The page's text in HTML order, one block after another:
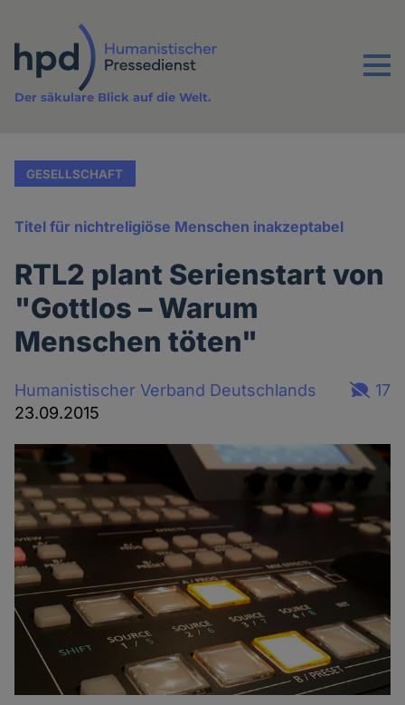
Inhalt
Menu
Der säkulare Blick auf die Welt.
GESELLSCHAFT
Titel für nichtreligiöse Menschen inakzeptabel
RTL2 plant Serienstart von
"Gottlos – Warum
Menschen töten"
Humanistischer Verband Deutschlands
23.09.2015
17